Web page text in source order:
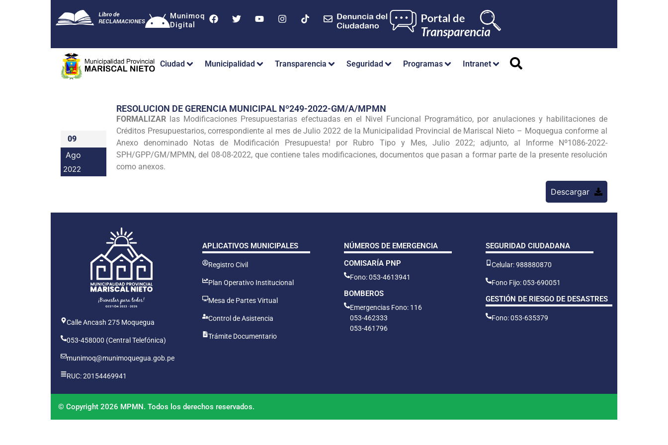
Munimoq
Digital
Ciudad Municipalidad Transparencia Seguridad Programas Intranet
09
Ago
2022
RESOLUCION DE GERENCIA MUNICIPAL Nº249-2022-GM/A/MPMN
FORMALIZAR las Modificaciones Presupuestarias efectuadas en el Nivel Funcional Programático, por anulaciones y habilitaciones de
Créditos Presupuestarios, correspondiente al mes de Julio 2022 de la Municipalidad Provincial de Mariscal Nieto – Moquegua conforme al
Anexo denominado Notas de Modificación Presupuesta! por Rubro Tipo y Mes, Julio 2022; adjunto, al Informe Nº1086-2022-
SPH/GPP/GM/MPMN, del 08-08-2022, que contiene tales modificaciones, documentos que pasan a formar parte de la presente resolución
como anexos.
Descargar
Calle Ancash 275 Moquegua
053-458000 (Central Telefónica)
munimoq@munimoquegua.gob.pe
RUC: 20154469941
APLICATIVOS MUNICIPALES
Registro Civil
Plan Operativo Institucional
Mesa de Partes Virtual
Control de Asistencia
Trámite Documentario
NÚMEROS DE EMERGENCIA
COMISARÍA PNP
Fono: 053-4613941
BOMBEROS
Emergencias Fono: 116
053-462333
053-461796
SEGURIDAD CIUDADANA
Celular: 988880870
Fono Fijo: 053-690051
GESTIÓN DE RIESGO DE DESASTRES
Fono: 053-635379
© Copyright 2026 MPMN. Todos los derechos reservados.